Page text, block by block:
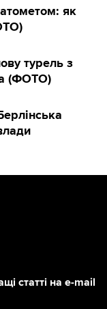
як
турель з
(ФОТО)
статті на e-mail